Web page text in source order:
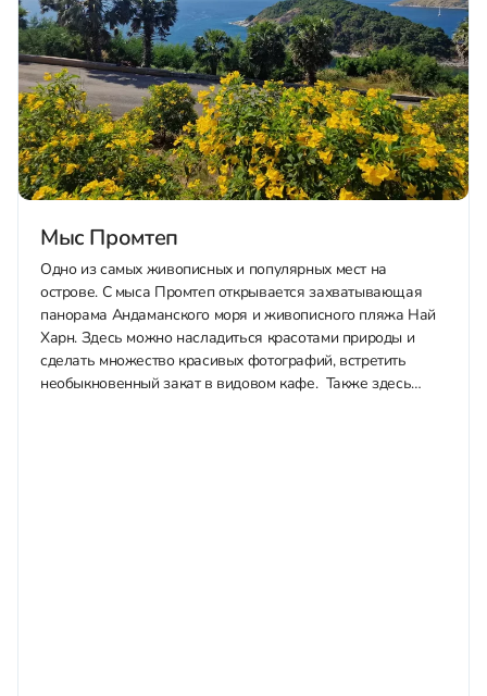
Мыс Промтеп
Одно из самых живописных и популярных мест на
острове. С мыса Промтеп открывается захватывающая
панорама Андаманского моря и живописного пляжа Най
Харн. Здесь можно насладиться красотами природы и
сделать множество красивых фотографий, встретить
необыкновенный закат в видовом кафе. Также здесь